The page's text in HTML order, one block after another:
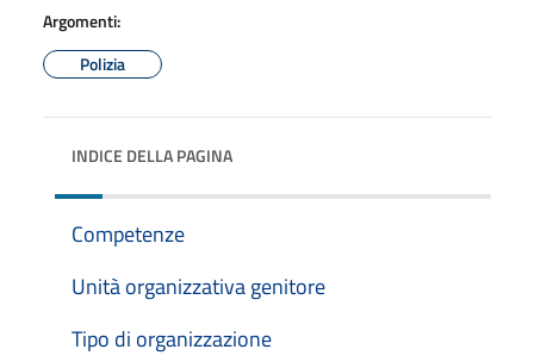
Argomenti:
Polizia
INDICE DELLA PAGINA
Competenze
Unità organizzativa genitore
Tipo di organizzazione